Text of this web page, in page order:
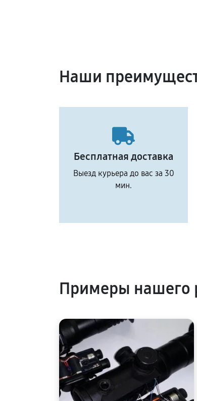
Наши
Бесплатная доставка
Выезд курьера до вас за 30
мин.
Примеры нашего